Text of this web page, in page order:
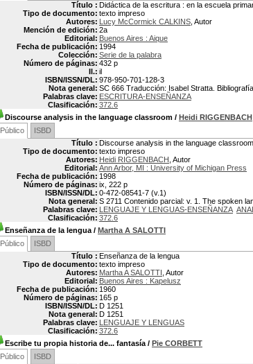
Título : Didáctica de la escritura : en la escuela
Tipo de documento: texto impreso
Autores: Lucy McCormick CALKINS , Autor
Mención de edición: 2a
Editorial: Buenos Aires : Aique
Fecha de publicación: 1994
Colección: Serie de la palabra
Número de páginas: 432 p
Il.: il
ISBN/ISSN/DL: 978-950-701-128-3
Nota general: SC 666 Traducción: Isabel Stratta.
Palabras clave: ESCRITURA-ENSEÑANZA
Clasificación: 372.6
Discourse analysis in the language classroom / Heidi RIGGENBACH
Público
ISBD
Título : Discourse analysis in the language classroom
Tipo de documento: texto impreso
Autores: Heidi RIGGENBACH , Autor
Editorial: Ann Arbor, MI : University of Michigan Press
Fecha de publicación: 1998
Número de páginas: ix, 222 p
ISBN/ISSN/DL: 0-472-08541-7 (v.1)
Nota general: S 2711 Contenido parcial: v. 1. The spoken
Palabras clave: LENGUAJE Y LENGUAS-ENSEÑANZA
Clasificación: 372.6
Enseñanza de la lengua / Martha A SALOTTI
Público
ISBD
Título : Enseñanza de la lengua
Tipo de documento: texto impreso
Autores: Martha A SALOTTI , Autor
Editorial: Buenos Aires : Kapelusz
Fecha de publicación: 1960
Número de páginas: 165 p
ISBN/ISSN/DL: D 1251
Nota general: D 1251
Palabras clave: LENGUAJE Y LENGUAS
Clasificación: 372.6
Escribe tu propia historia de... fantasía / Pie CORBETT
Público
ISBD